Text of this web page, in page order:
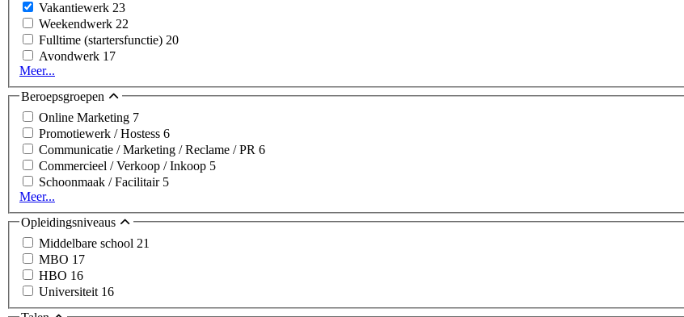
Vakantiewerk 23
Weekendwerk 22
Fulltime (startersfunctie) 20
Avondwerk 17
Meer...
Beroepsgroepen
Online Marketing 7
Promotiewerk / Hostess 6
Communicatie / Marketing / Reclame / PR 6
Commercieel / Verkoop / Inkoop 5
Schoonmaak / Facilitair 5
Meer...
Opleidingsniveaus
Middelbare school 21
MBO 17
HBO 16
Universiteit 16